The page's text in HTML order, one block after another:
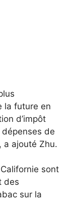
la future en
d’impôt
dépenses de
a ajouté Zhu.
sont
des
sur la